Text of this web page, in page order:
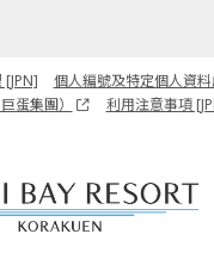
個人編號及特定個人資
蛋集團） 利用注意事項